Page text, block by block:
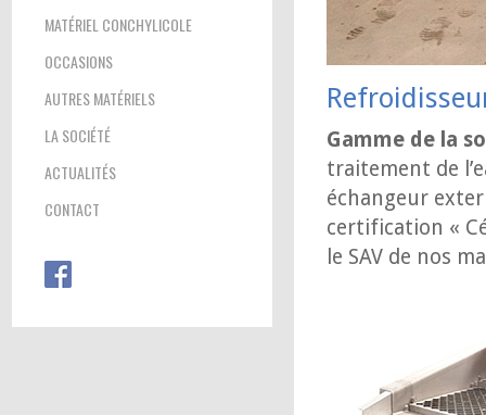
MATÉRIEL CONCHYLICOLE
OCCASIONS
AUTRES MATÉRIELS
LA SOCIÉTÉ
ACTUALITÉS
CONTACT
Gamme de la
traitement de
échangeur
certification «
le SAV de nos